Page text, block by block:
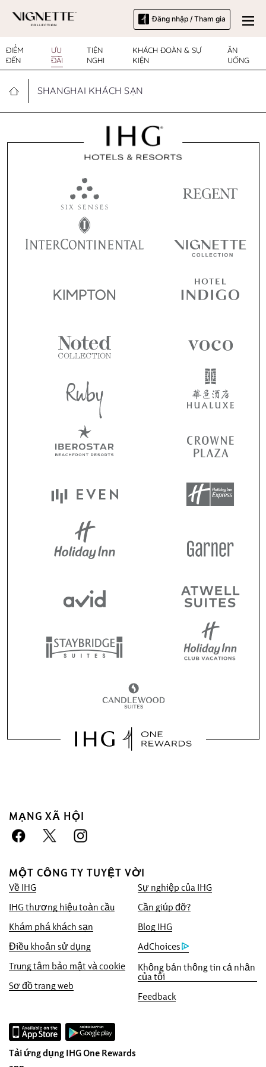
Đăng nhập / Tham gia
ĐIỂM
ĐẾN
ƯU
ĐÃI
TIỆN
NGHI
KHÁCH ĐOÀN & SỰ
KIỆN
ĂN
UỐNG
SHANGHAI KHÁCH SẠN
MẠNG XÃ HỘI
MỘT CÔNG TY TUYỆT VỜI
Về IHG
Sự nghiệp của IHG
IHG thương hiệu toàn cầu
Cần giúp đỡ?
Khám phá khách sạn
Blog IHG
Điều khoản sử dụng
AdChoices
Trung tâm bảo mật và cookie
Không bán thông tin cá nhân
của tôi
Sơ đồ trang web
Feedback
Tải ứng dụng IHG One Rewards
Đặt trước với chúng tôi lợi thế
Chúng tôi cam kết cung cấp cho quý khách
mức giá trực tuyến thấp nhất hiện có, nếu
không chúng tôi sẽ áp dụng mức giá đó và
tặng quý vị gấp năm lần điểm IHG®
Rewards, tối đa đến 40.000 điểm.
Đảm bảo đặt chỗ trực tuyến
Phòng của bạn được đảm bảo.
Không thu phí đặt phòng!
InterContinental Hotels & Resorts trong cửa
sổ trình duyệt này.
Bảo mật dữ liệu và bảo mật trang web